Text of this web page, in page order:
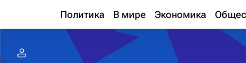
Политика В мире Экономика